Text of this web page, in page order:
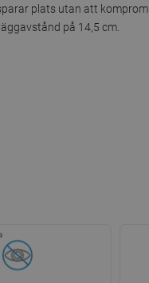
plats utan att
på 14,5 cm.